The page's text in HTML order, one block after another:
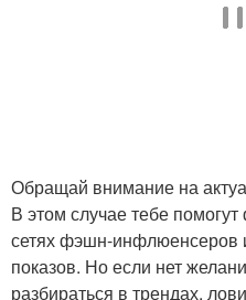
Обращай внимание на
В этом случае тебе
сетях фэшн-инфлюенсеров
показов. Но если нет
разбираться в трендах,